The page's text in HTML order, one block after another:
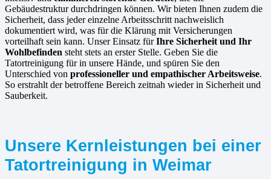
Gebäudestruktur durchdringen können. Wir bieten Ihnen zudem die
Sicherheit, dass jeder einzelne Arbeitsschritt nachweislich
dokumentiert wird, was für die Klärung mit Versicherungen
vorteilhaft sein kann. Unser Einsatz fürIhre Sicherheit und Ihr
Wohlbefinden steht stets an erster Stelle. Geben Sie die
Tatortreinigung für in unsere Hände, und spüren Sie den
Unterschied von professioneller und empathischer Arbeitsweise.
So erstrahlt der betroffene Bereich zeitnah wieder in Sicherheit und
Sauberkeit.
Unsere Kernleistungen bei einer
Tatortreinigung in Weimar